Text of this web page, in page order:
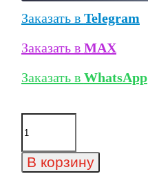
Заказать в Telegram
Заказать в MAX
Заказать в WhatsApp
Количество
товара
кирпич
Wandermode
В корзину